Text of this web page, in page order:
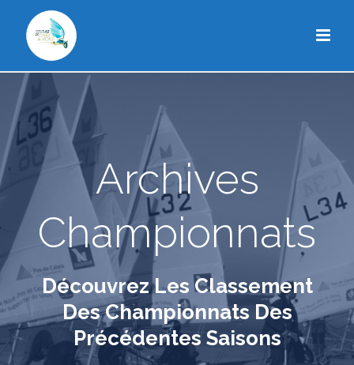
Archives
Championnats
Découvrez Les Classement
Des Championnats Des
Précédentes Saisons